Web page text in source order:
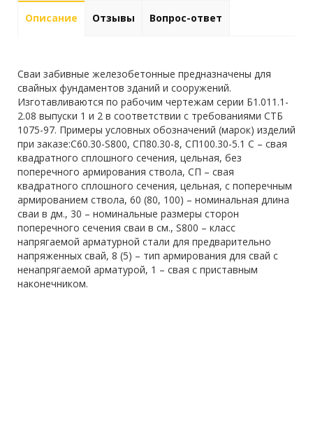
Описание Отзывы Вопрос-ответ
Сваи забивные железобетонные предназначены для
свайных фундаментов зданий и сооружений.
Изготавливаются по рабочим чертежам серии Б1.011.1-
2.08 выпуски 1 и 2 в соответствии с требованиями СТБ
1075-97. Примеры условных обозначений (марок) изделий
при заказе:С60.30-S800, СП80.30-8, СП100.30-5.1 С – свая
квадратного сплошного сечения, цельная, без
поперечного армирования ствола, СП – свая
квадратного сплошного сечения, цельная, с поперечным
армированием ствола, 60 (80, 100) – номинальная длина
сваи в дм., 30 – номинальные размеры сторон
поперечного сечения сваи в см., S800 – класс
напрягаемой арматурной стали для предварительно
напряженных свай, 8 (5) – тип армирования для свай с
ненапрягаемой арматурой, 1 – свая с приставным
наконечником.